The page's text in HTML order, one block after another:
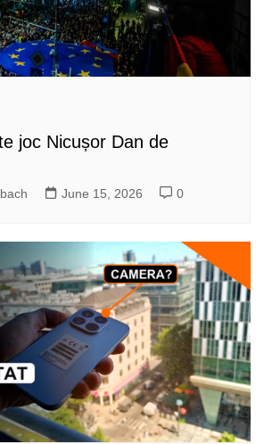
joc Nicușor Dan de
June 15, 2026 0